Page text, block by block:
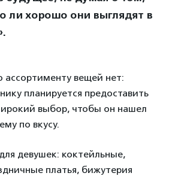
ли хорошо они выглядят в
ассортименту вещей нет:
планируется предоставить
выбор, чтобы он нашел
по вкусу.
девушек: коктейльные,
платья, бижутерия